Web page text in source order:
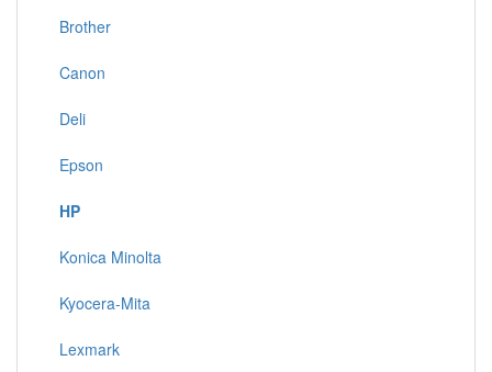
Brother
Canon
Deli
Epson
HP
Konica Minolta
Kyocera-Mita
Lexmark